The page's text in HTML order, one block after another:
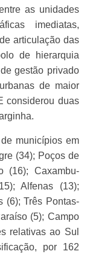
as unidades
imediatas,
articulação das
de hierarquia
gestão privado
de maior
considerou duas
municípios em
(34); Poços de
(16); Caxambu-
Alfenas (13);
(6); Três Pontas-
(5); Campo
relativas ao Sul
por 162